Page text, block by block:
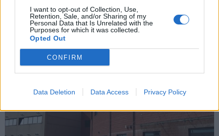
I want to opt-out of Collection, Use,
Retention, Sale, and/or Sharing of my
Personal Data that Is Unrelated with the
Purposes for which it was collected.
Opted Out
CONFIRM
Data Deletion Data Access Privacy Policy
ALTRE NOTIZIE DI VARESE